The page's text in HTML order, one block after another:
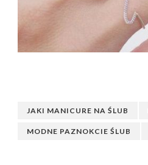
JAKI MANICURE NA ŚLUB
MODNE PAZNOKCIE ŚLUB